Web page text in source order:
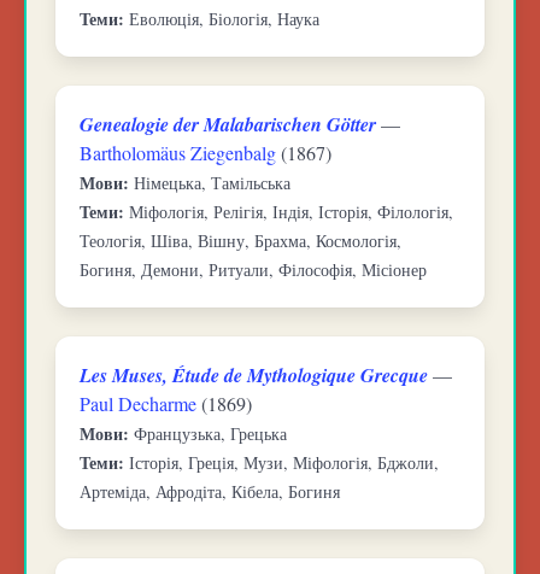
Теми: Еволюція, Біологія, Наука
Genealogie der Malabarischen Götter—
Bartholomäus Ziegenbalg(1867)
Мови: Німецька, Тамільська
Теми: Міфологія, Релігія, Індія, Історія, Філологія,
Теологія, Шіва, Вішну, Брахма, Космологія,
Богиня, Демони, Ритуали, Філософія, Місіонер
Les Muses, Étude de Mythologique Grecque—
Paul Decharme(1869)
Мови: Французька, Грецька
Теми: Історія, Греція, Музи, Міфологія, Бджоли,
Артеміда, Афродіта, Кібела, Богиня